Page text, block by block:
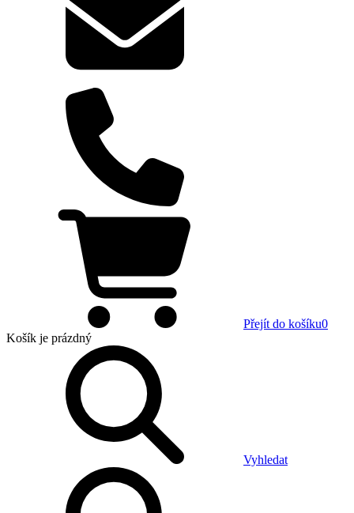
Přejít do košíku0
Košík je prázdný
Vyhledat